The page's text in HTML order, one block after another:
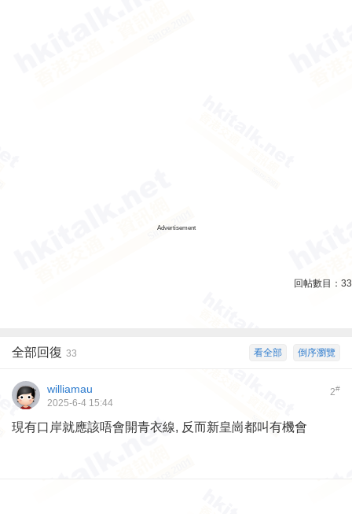
Advertisement
回帖數目： 33
倒序瀏覽
看全部
全部回復 33
2#
williamau
2025-6-4 15:44
現有口岸就應該唔會開青衣線, 反而新皇崗都叫有機會